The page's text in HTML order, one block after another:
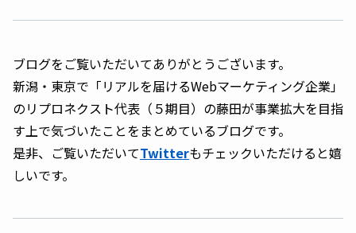
ブログをご覧いただいてありがとうございます。
新潟・東京で「リアルを届けるWebマーケティング企業」
のリプロネクスト代表（５期目）の藤田が事業拡大を目指
す上で気づいたことをまとめているブログです。
是非、ご覧いただいてTwitterもチェックいただけると嬉
しいです。